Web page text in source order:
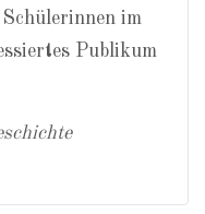
im
Publikum